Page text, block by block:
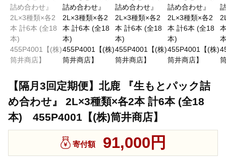
【隔月3回定期便】北鹿 『生もとパック詰
め合わせ』 2L×3種類×各2本 計6本 (全18
本) 455P4001【(株)筒井商店】
寄付額 91,000円